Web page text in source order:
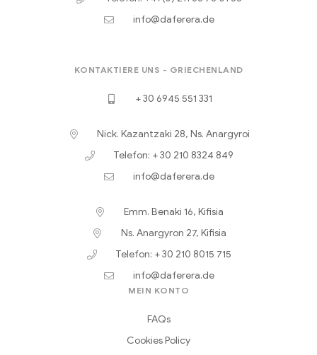
info@daferera.de
KONTAKTIERE UNS - GRIECHENLAND
+ 30 6945 551 331
Nick. Kazantzaki 28, Ns. Anargyroi
Telefon: + 30 210 8324 849
info@daferera.de
Emm. Benaki 16, Kifisia
Ns. Anargyron 27, Kifisia
Telefon: + 30 210 8015 715
info@daferera.de
MEIN KONTO
FAQs
Cookies Policy